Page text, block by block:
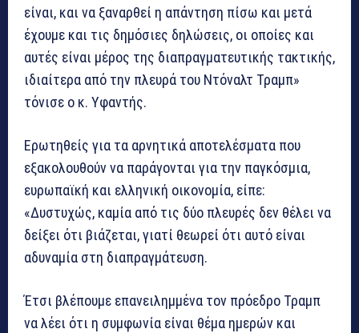
είναι, και να ξαναρθεί η απάντηση πίσω και μετά
έχουμε και τις δημόσιες δηλώσεις, οι οποίες και
αυτές είναι μέρος της διαπραγματευτικής τακτικής,
ιδιαίτερα από την πλευρά του Ντόναλτ Τραμπ»
τόνισε ο κ. Υφαντής.
Ερωτηθείς για τα αρνητικά αποτελέσματα που
εξακολουθούν να παράγονται για την παγκόσμια,
ευρωπαϊκή και ελληνική οικονομία, είπε:
«Δυστυχώς, καμία από τις δύο πλευρές δεν θέλει να
δείξει ότι βιάζεται, γιατί θεωρεί ότι αυτό είναι
αδυναμία στη διαπραγμάτευση.
Έτσι βλέπουμε επανειλημμένα τον πρόεδρο Τραμπ
να λέει ότι η συμφωνία είναι θέμα ημερών και